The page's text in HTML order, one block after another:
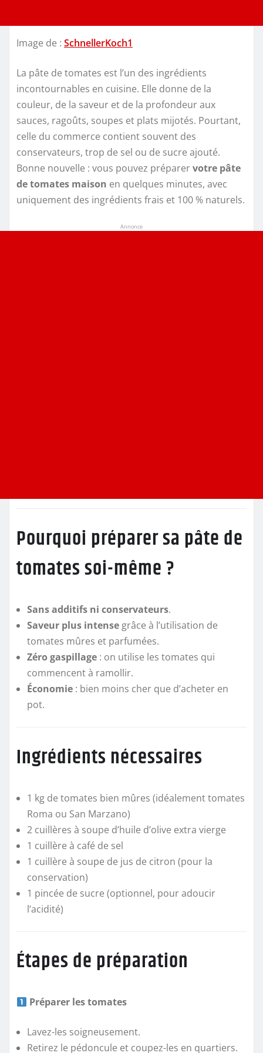
Image de : SchnellerKoch1
La pâte de tomates est l’un des ingrédients
incontournables en cuisine. Elle donne de la
couleur, de la saveur et de la profondeur aux
sauces, ragoûts, soupes et plats mijotés. Pourtant,
celle du commerce contient souvent des
conservateurs, trop de sel ou de sucre ajouté.
Bonne nouvelle : vous pouvez préparervotre pâte
de tomates maison en quelques minutes, avec
uniquement des ingrédients frais et 100 % naturels.
Annonce
Pourquoi préparer sa pâte de
tomates soi-même ?
Sans additifs ni conservateurs.
Saveur plus intense grâce à l’utilisation de
tomates mûres et parfumées.
Zéro gaspillage : on utilise les tomates qui
commencent à ramollir.
Économie : bien moins cher que d’acheter en
pot.
Ingrédients nécessaires
1 kg de tomates bien mûres (idéalement tomates
Roma ou San Marzano)
2 cuillères à soupe d’huile d’olive extra vierge
1 cuillère à café de sel
1 cuillère à soupe de jus de citron (pour la
conservation)
1 pincée de sucre (optionnel, pour adoucir
l’acidité)
Étapes de préparation
Préparer les tomates
Lavez-les soigneusement.
Retirez le pédoncule et coupez-les en quartiers.